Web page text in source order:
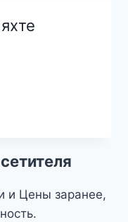
и Цены заранее,